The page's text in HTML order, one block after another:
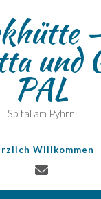
und
PAL
Spital am Pyhrn
Willkommen